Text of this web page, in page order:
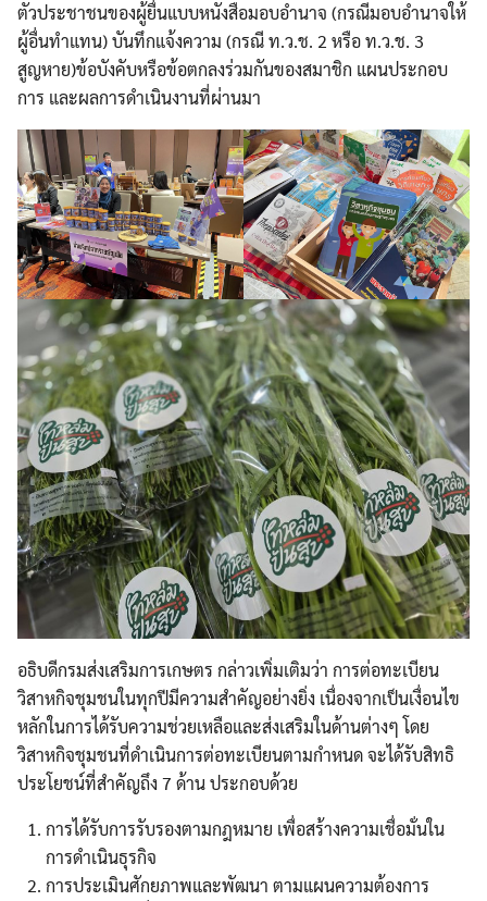
ตัวประชาชนของผู้ยื่นแบบหนังสือมอบอำนาจ (กรณีมอบอำนาจให้
ผู้อื่นทำแทน) บันทึกแจ้งความ (กรณี ท.ว.ช. 2 หรือ ท.ว.ช. 3
สูญหาย)ข้อบังคับหรือข้อตกลงร่วมกันของสมาชิก แผนประกอบ
การ และผลการดำเนินงานที่ผ่านมา
อธิบดีกรมส่งเสริมการเกษตร กล่าวเพิ่มเติมว่า การต่อทะเบียน
วิสาหกิจชุมชนในทุกปีมีความสำคัญอย่างยิ่ง เนื่องจากเป็นเงื่อนไข
หลักในการได้รับความช่วยเหลือและส่งเสริมในด้านต่างๆ โดย
วิสาหกิจชุมชนที่ดำเนินการต่อทะเบียนตามกำหนด จะได้รับสิทธิ
ประโยชน์ที่สำคัญถึง 7 ด้าน ประกอบด้วย
การได้รับการรับรองตามกฎหมาย เพื่อสร้างความเชื่อมั่นใน
การดำเนินธุรกิจ
การประเมินศักยภาพและพัฒนา ตามแผนความต้องการ